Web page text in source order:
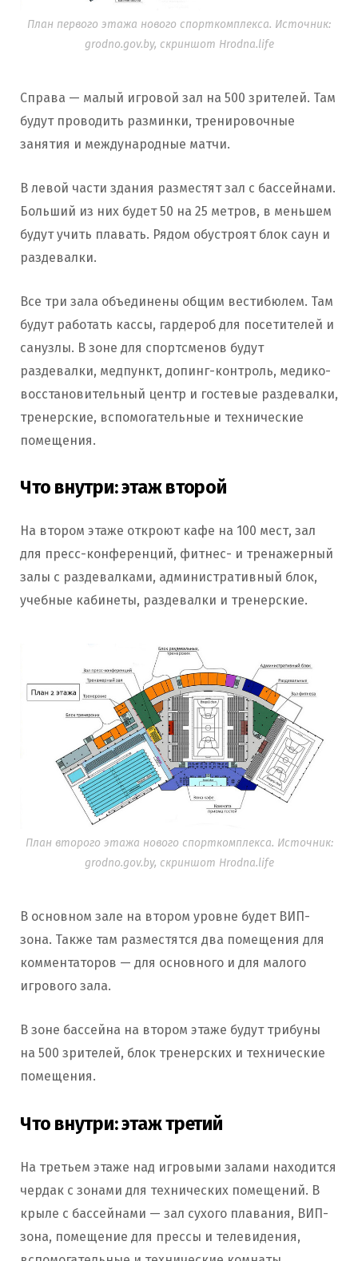
План первого этажа нового спорткомплекса. Источник:
grodno.gov.by, скриншот Hrodna.life
Справа — малый игровой зал на 500 зрителей. Там
будут проводить разминки, тренировочные
занятия и международные матчи.
В левой части здания разместят зал с бассейнами.
Больший из них будет 50 на 25 метров, в меньшем
будут учить плавать. Рядом обустроят блок саун и
раздевалки.
Все три зала объединены общим вестибюлем. Там
будут работать кассы, гардероб для посетителей и
санузлы. В зоне для спортсменов будут
раздевалки, медпункт, допинг-контроль, медико-
восстановительный центр и гостевые раздевалки,
тренерские, вспомогательные и технические
помещения.
Что внутри: этаж второй
На втором этаже откроют кафе на 100 мест, зал
для пресс-конференций, фитнес- и тренажерный
залы с раздевалками, административный блок,
учебные кабинеты, раздевалки и тренерские.
План второго этажа нового спорткомплекса. Источник:
grodno.gov.by, скриншот Hrodna.life
В основном зале на втором уровне будет ВИП-
зона. Также там разместятся два помещения для
комментаторов — для основного и для малого
игрового зала.
В зоне бассейна на втором этаже будут трибуны
на 500 зрителей, блок тренерских и технические
помещения.
Что внутри: этаж третий
На третьем этаже над игровыми залами находится
чердак с зонами для технических помещений. В
крыле с бассейнами — зал сухого плавания, ВИП-
зона, помещение для прессы и телевидения,